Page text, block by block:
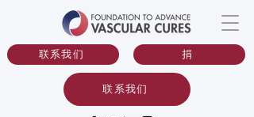
捐
联系我们
联系我们